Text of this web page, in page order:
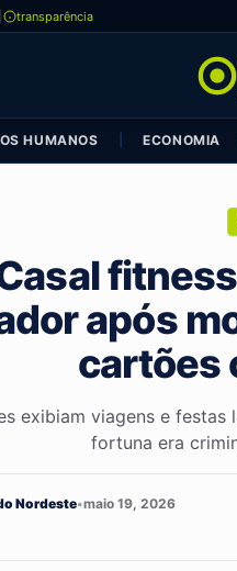
transparência
HUMANOS ECONOMIA
após
cartões
exibiam viagens e festas
fortuna era
Nordeste•maio 19, 2026